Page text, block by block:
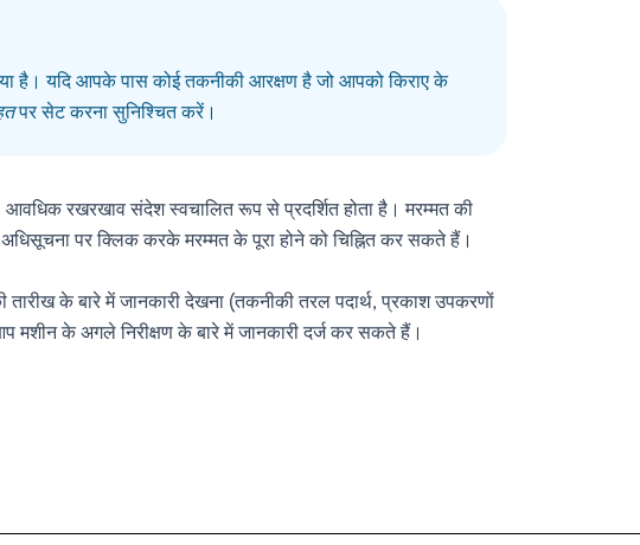
है। यदि आपके पास कोई तकनीकी आरक्षण है जो आपको किराए के
पर सेट करना सुनिश्चित करें।
रखरखाव संदेश स्वचालित रूप से प्रदर्शित होता है। मरम्मत की
पर क्लिक करके मरम्मत के पूरा होने को चिह्नित कर सकते हैं।
तारीख के बारे में जानकारी देखना (तकनीकी तरल पदार्थ, प्रकाश उपकरणों
के अगले निरीक्षण के बारे में जानकारी दर्ज कर सकते हैं।